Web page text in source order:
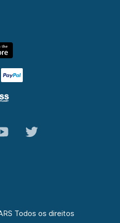
Todos os direitos